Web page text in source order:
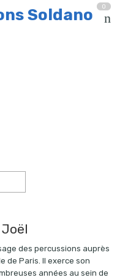
0
Joël
des percussions auprès
de Paris. Il exerce son
années au sein de